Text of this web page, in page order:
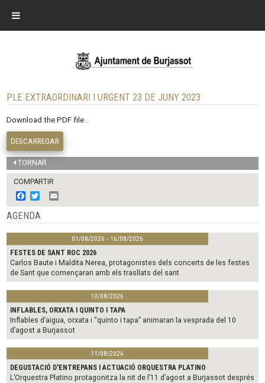
PLE EXTRAORDINARI I URGENT 23 DE JUNY 2023
Download the PDF file .
DESCARREGAR
TORNAR
COMPARTIR
F
a
c
e
b
o
o
k
w
i
t
t
e
r
m
i
l
AGENDA
01/08/2026 - 16/08/2026
FESTES DE SANT ROC 2026
Carlos Baute i Maldita Nerea, protagonistes dels concerts de les festes
de Sant que començaran amb els trasllats del sant
10/08/2026
INFLABLES, ORXATA I QUINTO I TAPA
Inflables d’aigua, orxata i “quinto i tapa” animaran la vesprada del 10
d’agost a Burjassot
11/08/2026
DEGUSTACIÓ D'ENTREPANS I ACTUACIÓ ORQUESTRA PLATINO
L’Orquestra Platino protagonitza la nit de l’11 d’agost a Burjassot després